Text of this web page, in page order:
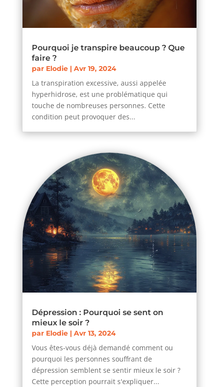
Pourquoi je transpire beaucoup ? Que
faire ?
par Elodie| Avr 19, 2024
La transpiration excessive, aussi appelée
hyperhidrose, est une problématique qui
touche de nombreuses personnes. Cette
condition peut provoquer des...
Dépression : Pourquoi se sent on
mieux le soir ?
par Elodie| Avr 13, 2024
Vous êtes-vous déjà demandé comment ou
pourquoi les personnes souffrant de
dépression semblent se sentir mieux le soir ?
Cette perception pourrait s'expliquer...